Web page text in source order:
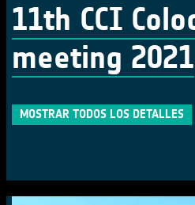
11th CCI
meeting 2021
MOSTRAR TODOS LOS DETALLES